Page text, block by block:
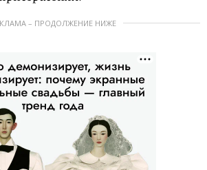
– ПРОДОЛЖЕНИЕ НИЖЕ